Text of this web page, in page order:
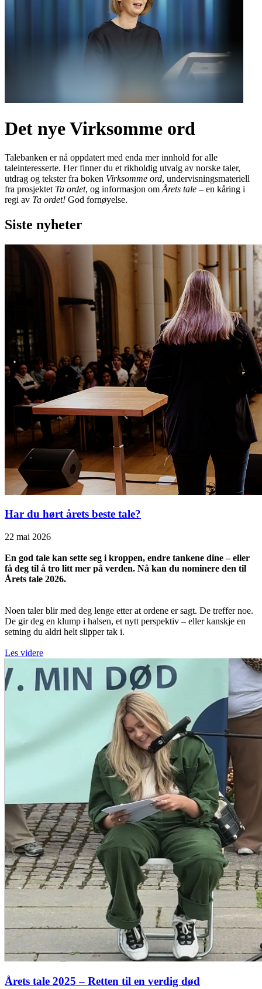
Det nye Virksomme ord
Talebanken er nå oppdatert med enda mer innhold for alle
taleinteresserte. Her finner du et rikholdig utvalg av norske taler,
utdrag og tekster fra boken Virksomme ord, undervisningsmateriell
fra prosjektet Ta ordet, og informasjon om Årets tale – en kåring i
regi av Ta ordet! God fornøyelse.
Siste nyheter
Har du hørt årets beste tale?
22 mai 2026
En god tale kan sette seg i kroppen, endre tankene dine – eller
få deg til å tro litt mer på verden. Nå kan du nominere den til
Årets tale 2026.
Noen taler blir med deg lenge etter at ordene er sagt. De treffer noe.
De gir deg en klump i halsen, et nytt perspektiv – eller kanskje en
setning du aldri helt slipper tak i.
Les videre
Årets tale 2025 – Retten til en verdig død